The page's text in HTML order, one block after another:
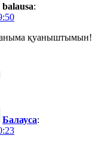
balausa:
қуаныштымын!
Балауса: